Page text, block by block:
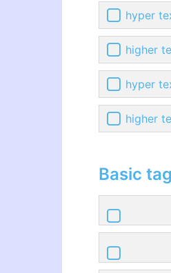
hyper
higher
hyper
higher
Basic tag